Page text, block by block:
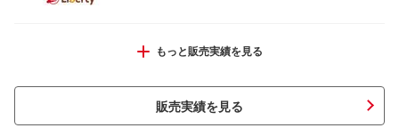
タフト Ｇ
もっと販売実績を見る
販売実績を見る